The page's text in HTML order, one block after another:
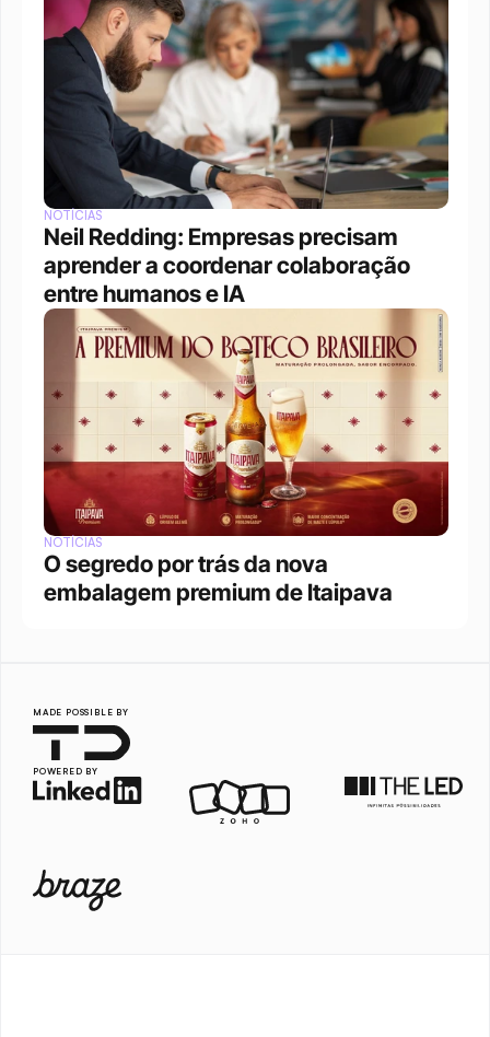
NOTÍCIAS
Neil Redding: Empresas precisam
aprender a coordenar colaboração
entre humanos e IA
NOTÍCIAS
O segredo por trás da nova
embalagem premium de Itaipava
MADE POSSIBLE BY
POWERED BY